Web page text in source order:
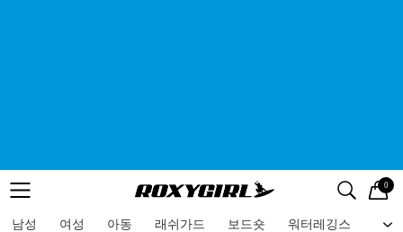
메뉴 검색
로고 0
남성 여성 아동 래쉬가드 보드숏 워터레깅스 비
메뉴